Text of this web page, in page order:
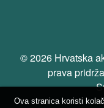
© 2026 Hrvatska
prava
Ova stranica koristi